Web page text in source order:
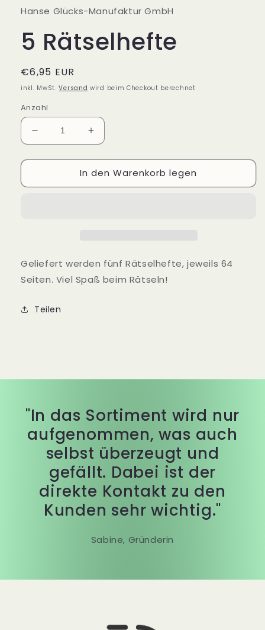
Hanse Glücks-Manufaktur GmbH
5 Rätselhefte
Normaler
Preis
€6,95 EUR
inkl. MwSt.Versand wird beim Checkout berechnet
Anzahl
Verringere
die
Menge
5
Erhöhe
die
Menge
für
5
In den Warenkorb legen
Geliefert werden fünf Rätselhefte, jeweils 64
Seiten. Viel Spaß beim Rätseln!
Teilen
"In das Sortiment wird nur
aufgenommen, was auch
selbst überzeugt und
gefällt. Dabei ist der
direkte Kontakt zu den
Kunden sehr wichtig."
Sabine, Gründerin